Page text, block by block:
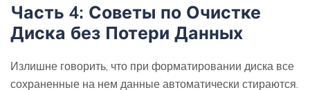
Часть 4: Советы по Очистке
Диска без Потери Данных
Излишне говорить, что при форматировании диска все
сохраненные на нем данные автоматически стираются.